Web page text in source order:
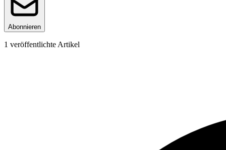
Abonnieren
1 veröffentlichte Artikel